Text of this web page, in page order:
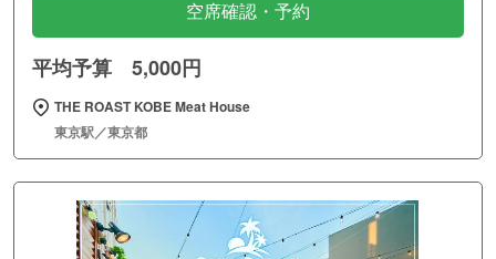
空席確認・予約
平均予算 5,000円
THE ROAST KOBE Meat House
東京駅／東京都